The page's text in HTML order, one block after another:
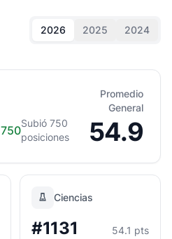
2026 2025 2024
750
Subió 750
posiciones
Promedio
General
54.9
Ciencias
#1131 54.1 pts